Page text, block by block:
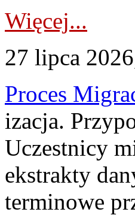
Więcej...
27 lipca
Proces
izacja.
Uczestnicy
ekstrakty
terminowe